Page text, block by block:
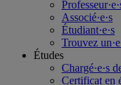
Associé·e·s
Étudiant·e·s
Trouvez
Études
Chargé·e·s
Certificat en